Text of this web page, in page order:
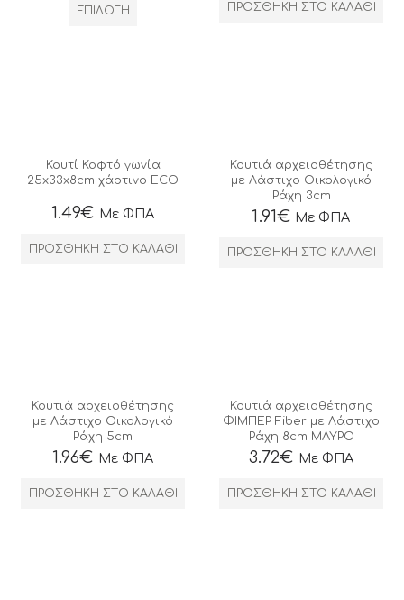
ΕΠΙΛΟΓΉ ΠΡΟΣΘΉΚΗ ΣΤΟ ΚΑΛΆΘΙ
Κουτί Κοφτό γωνία
25x33x8cm χάρτινο ECO
1.49€ Με ΦΠΑ
ΠΡΟΣΘΉΚΗ ΣΤΟ ΚΑΛΆΘΙ
Κουτιά αρχειοθέτησης
με Λάστιχο Οικολογικό
Ράχη 3cm
1.91€ Με ΦΠΑ
ΠΡΟΣΘΉΚΗ ΣΤΟ ΚΑΛΆΘΙ
Κουτιά αρχειοθέτησης
με Λάστιχο Οικολογικό
Ράχη 5cm
1.96€ Με ΦΠΑ
ΠΡΟΣΘΉΚΗ ΣΤΟ ΚΑΛΆΘΙ
Κουτιά αρχειοθέτησης
ΦΙΜΠΕΡ Fiber με Λάστιχο
Ράχη 8cm ΜΑΥΡΟ
3.72€ Με ΦΠΑ
ΠΡΟΣΘΉΚΗ ΣΤΟ ΚΑΛΆΘΙ